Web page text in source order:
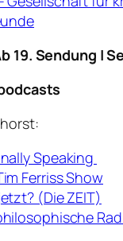
19. Sendung |
Speaking
Ferriss Show
(Die ZEIT)